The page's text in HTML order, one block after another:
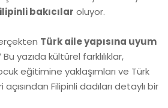
bakıcılar oluyor.
Türk aile yapısına uyum
Bu yazıda kültürel farklılıklar,
eğitimine yaklaşımları ve Türk
Filipinli dadıları detaylı bir